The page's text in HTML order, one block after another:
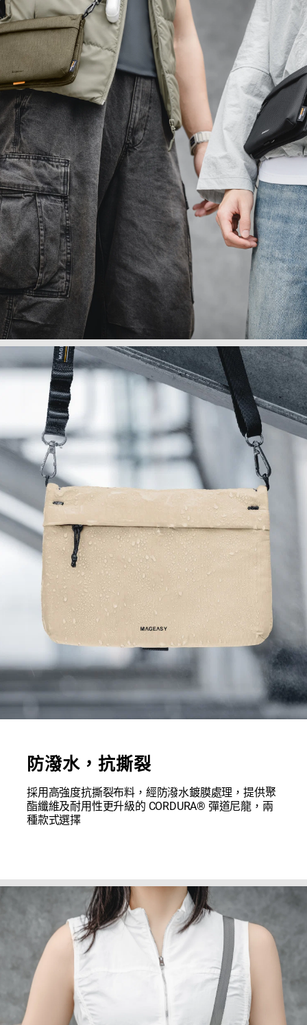
防潑水，抗撕裂
採用高強度抗撕裂布料，經防潑水鍍膜處理，提供聚
酯纖維及耐用性更升級的 CORDURA® 彈道尼龍，兩
種款式選擇